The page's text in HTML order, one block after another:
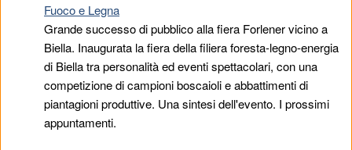
Fuoco e Legna
Grande successo di pubblico alla fiera Forlener vicino a
Biella. Inaugurata la fiera della filiera foresta-legno-energia
di Biella tra personalità ed eventi spettacolari, con una
competizione di campioni boscaioli e abbattimenti di
piantagioni produttive. Una sintesi dell'evento. I prossimi
appuntamenti.